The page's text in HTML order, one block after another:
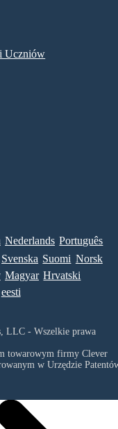
Uczniów
Nederlands Português
Svenska Suomi Norsk
Magyar Hrvatski
eesti
LLC - Wszelkie prawa
towarowym firmy Clever
w Urzędzie